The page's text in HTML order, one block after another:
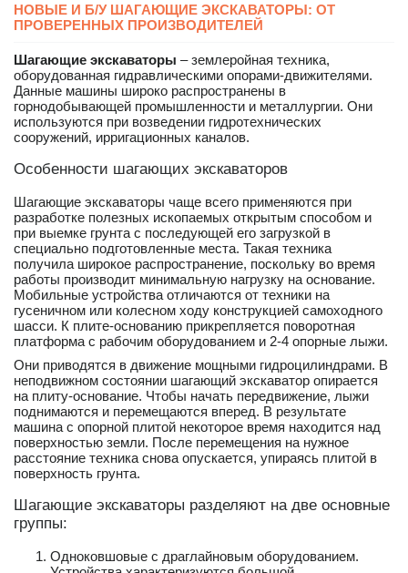
НОВЫЕ И Б/У ШАГАЮЩИЕ ЭКСКАВАТОРЫ: ОТ
ПРОВЕРЕННЫХ ПРОИЗВОДИТЕЛЕЙ
Шагающие экскаваторы – землеройная техника,
оборудованная гидравлическими опорами-движителями.
Данные машины широко распространены в
горнодобывающей промышленности и металлургии. Они
используются при возведении гидротехнических
сооружений, ирригационных каналов.
Особенности шагающих экскаваторов
Шагающие экскаваторы чаще всего применяются при
разработке полезных ископаемых открытым способом и
при выемке грунта с последующей его загрузкой в
специально подготовленные места. Такая техника
получила широкое распространение, поскольку во время
работы производит минимальную нагрузку на основание.
Мобильные устройства отличаются от техники на
гусеничном или колесном ходу конструкцией самоходного
шасси. К плите-основанию прикрепляется поворотная
платформа с рабочим оборудованием и 2-4 опорные лыжи.
Они приводятся в движение мощными гидроцилиндрами. В
неподвижном состоянии шагающий экскаватор опирается
на плиту-основание. Чтобы начать передвижение, лыжи
поднимаются и перемещаются вперед. В результате
машина с опорной плитой некоторое время находится над
поверхностью земли. После перемещения на нужное
расстояние техника снова опускается, упираясь плитой в
поверхность грунта.
Шагающие экскаваторы разделяют на две основные
группы:
Одноковшовые с драглайновым оборудованием.